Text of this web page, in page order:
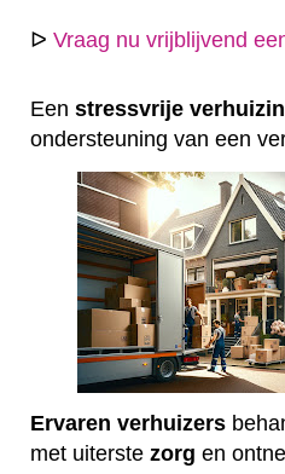
ᐅ Vraag nu vrijblijvend
Een stressvrije
ondersteuning van een
Ervaren verhuizers
met uiterste zorg en